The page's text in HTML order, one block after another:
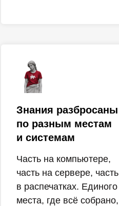
Знания разбросаны
по разным местам
и системам
Часть на компьютере,
часть на сервере, часть
в распечатках. Единого
места, где всё собрано,